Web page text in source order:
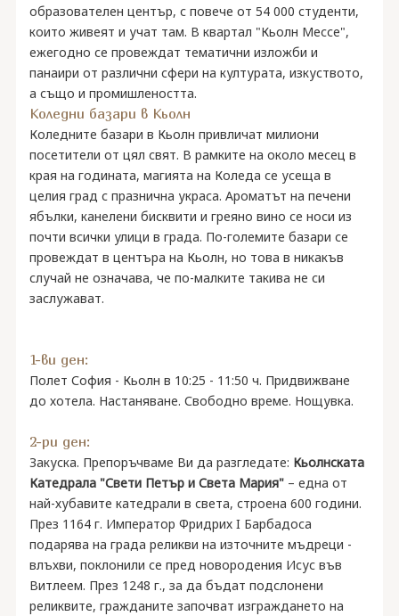
образователен център, с повече от 54 000 студенти,
които живеят и учат там. В квартал "Кьолн Мессе",
ежегодно се провеждат тематични изложби и
панаири от различни сфери на културата, изкуството,
а също и промишлеността.
Коледни базари в Кьолн
Коледните базари в Кьолн привличат милиони
посетители от цял свят. В рамките на около месец в
края на годината, магията на Коледа се усеща в
целия град с празнична украса. Ароматът на печени
ябълки, канелени бисквити и греяно вино се носи из
почти всички улици в града. По-големите базари се
провеждат в центъра на Кьолн, но това в никакъв
случай не означава, че по-малките такива не си
заслужават.
1-ви ден:
Полет София - Кьолн в 10:25 - 11:50 ч. Придвижване
до хотела. Настаняване. Свободно време. Нощувка.
2-ри ден:
Закуска. Препоръчваме Ви да разгледате: Кьолнската
Катедрала "Свети Петър и Света Мария"– една от
най-хубавите катедрали в света, строена 600 години.
През 1164 г. Император Фридрих I Барбадоса
подарява на града реликви на източните мъдреци -
влъхви, поклонили се пред новородения Исус във
Витлеем. През 1248 г., за да бъдат подслонени
реликвите, гражданите започват изграждането на